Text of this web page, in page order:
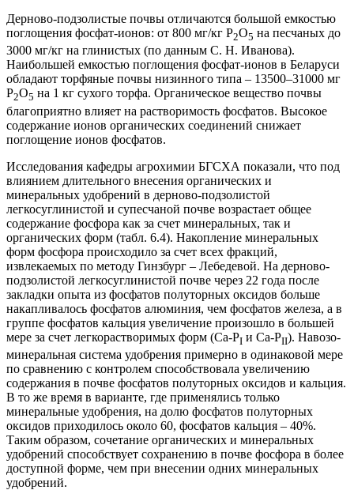
Дерново-подзолистые почвы отличаются большой емкостью
поглощения фосфат-ионов: от 800 мг/кг Р2О5 на песчаных до
3000 мг/кг на глинистых (по данным С. Н. Иванова).
Наибольшей емкостью поглощения фосфат-ионов в Беларуси
обладают торфяные почвы низинного типа – 13500–31000 мг
Р2О5 на 1 кг сухого торфа. Органическое вещество почвы
благоприятно влияет на растворимость фосфатов. Высокое
содержание ионов органических соединений снижает
поглощение ионов фосфатов.
Исследования кафедры агрохимии БГСХА показали, что под
влиянием длительного внесения органических и
минеральных удобрений в дерново-подзолистой
легкосуглинистой и супесчаной почве возрастает общее
содержание фосфора как за счет минеральных, так и
органических форм (табл. 6.4). Накопление минеральных
форм фосфора происходило за счет всех фракций,
извлекаемых по методу Гинзбург – Лебедевой. На дерново-
подзолистой легкосуглинистой почве через 22 года после
закладки опыта из фосфатов полуторных оксидов больше
накапливалось фосфатов алюминия, чем фосфатов железа, а в
группе фосфатов кальция увеличение произошло в большей
мере за счет легкорастворимых форм (Са-РI и Са-РII). Навозо-
минеральная система удобрения примерно в одинаковой мере
по сравнению с контролем способствовала увеличению
содержания в почве фосфатов полуторных оксидов и кальция.
В то же время в варианте, где применялись только
минеральные удобрения, на долю фосфатов полуторных
оксидов приходилось около 60, фосфатов кальция – 40%.
Таким образом, сочетание органических и минеральных
удобрений способствует сохранению в почве фосфора в более
доступной форме, чем при внесении одних минеральных
удобрений.